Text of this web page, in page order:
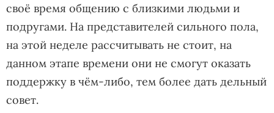
своё время общению с близкими людьми и
подругами. На представителей сильного пола,
на этой неделе рассчитывать не стоит, на
данном этапе времени они не смогут оказать
поддержку в чём-либо, тем более дать дельный
совет.